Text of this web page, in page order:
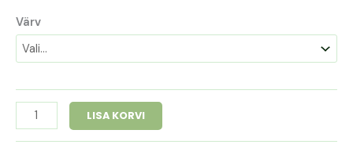
Värv
LISA KORVI